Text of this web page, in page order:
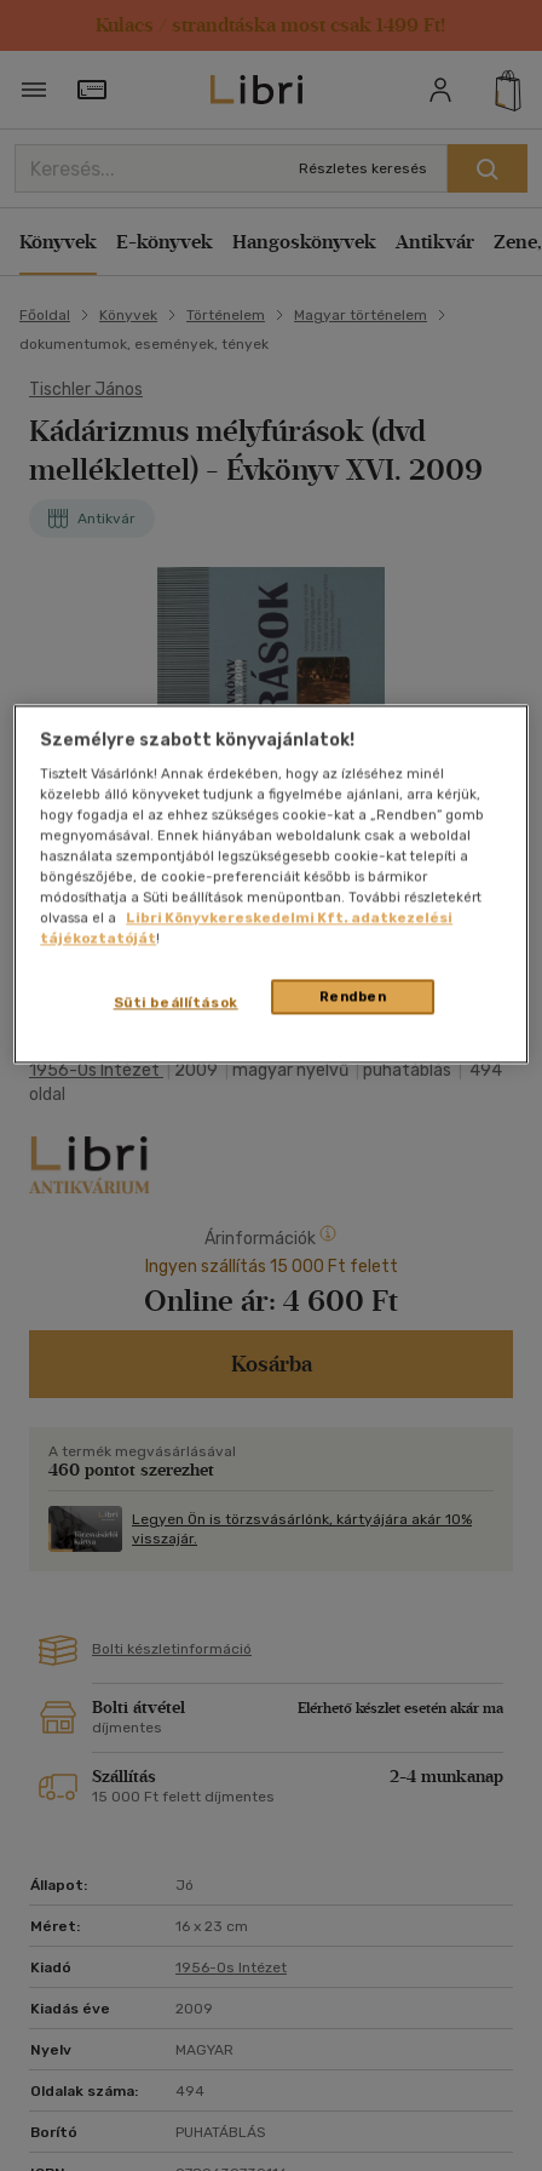
Kulacs / strandtáska most csak 1499 Ft!
Törzsvásárlói Kártya adatai
Részletes keresés
Könyvek E-könyvek Hangoskönyvek Antikvár
Főoldal Könyvek Történelem
Magyar történelem
dokumentumok, események, tények
Tischler János
Kádárizmus mélyfúrások (dvd
melléklettel) - Évkönyv XVI. 2009
Antikvár
Megosztom
1956-Os Intézet|2009|magyar nyelvű|puhatáblás|494
oldal
Árinformációk
Ingyen szállítás 15 000 Ft felett
Online ár: 4 600 Ft
Kosárba
A termék megvásárlásával
460 pontot szerezhet
Legyen Ön is törzsvásárlónk, kártyájára akár 10%
visszajár.
Bolti készletinformáció
Bolti átvétel
Elérhető készlet esetén akár ma
díjmentes
Szállítás 2-4 munkanap
15 000 Ft felett díjmentes
Állapot: Jó
Méret: 16 x 23 cm
Kiadó 1956-Os Intézet
Kiadás éve 2009
Nyelv MAGYAR
Oldalak száma: 494
Borító PUHATÁBLÁS
Személyre szabott könyvajánlatok!
Tisztelt Vásárlónk! Annak érdekében, hogy az ízléséhez minél
közelebb álló könyveket tudjunk a figyelmébe ajánlani, arra kérjük,
hogy fogadja el az ehhez szükséges cookie-kat a „Rendben” gomb
megnyomásával. Ennek hiányában weboldalunk csak a weboldal
használata szempontjából legszükségesebb cookie-kat telepíti a
böngészőjébe, de cookie-preferenciáit később is bármikor
módosíthatja a Süti beállítások menüpontban. További részletekért
olvassa el a
Libri Könyvkereskedelmi Kft. adatkezelési
tájékoztatóját!
Rendben
Süti beállítások